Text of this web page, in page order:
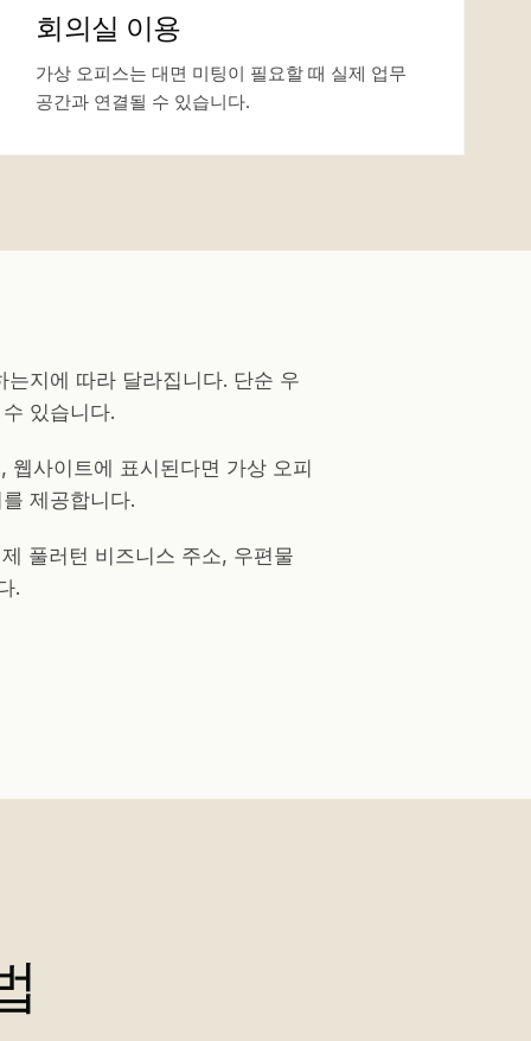
회의실 이용
가상 오피스는 대면 미팅이 필요할 때 실제 업무
공간과 연결될 수 있습니다.
지에 따라 달라집니다. 단순 우
있습니다.
사이트에 표시된다면 가상 오피
제공합니다.
풀러턴 비즈니스 주소, 우편물
.